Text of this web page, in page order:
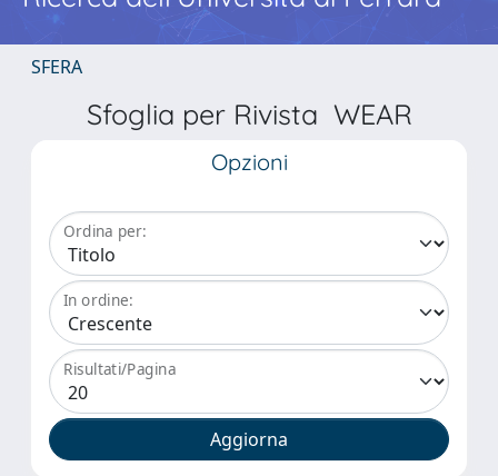
SFERA
Sfoglia per Rivista WEAR
Opzioni
Ordina per:
In ordine:
Risultati/Pagina